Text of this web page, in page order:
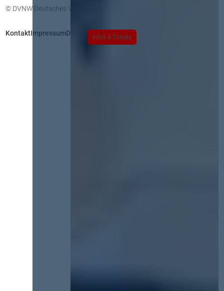
Infos & Tickets
© DVNW Deutsches Vergabenetzwerk GmbH
KontaktImpressumDatenschutz